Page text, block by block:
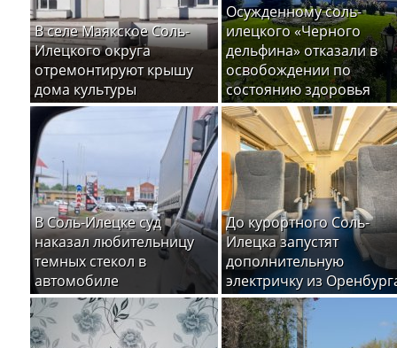
В селе Маякское Соль-
Илецкого округа
отремонтируют крышу
дома культуры
Осужденному соль-
илецкого «Черного
дельфина» отказали в
освобождении по
состоянию здоровья
В Соль-Илецке суд
наказал любительницу
темных стекол в
автомобиле
До курортного Соль-
Илецка запустят
дополнительную
электричку из